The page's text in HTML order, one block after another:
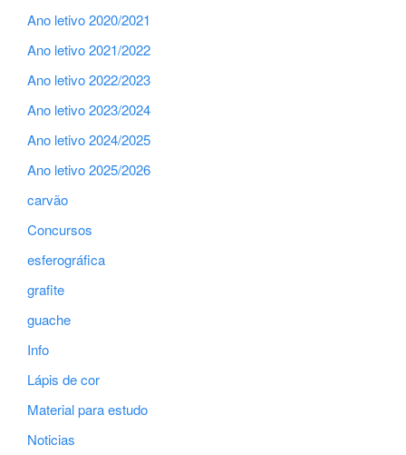
Ano letivo 2020/2021
Ano letivo 2021/2022
Ano letivo 2022/2023
Ano letivo 2023/2024
Ano letivo 2024/2025
Ano letivo 2025/2026
carvão
Concursos
esferográfica
grafite
guache
Info
Lápis de cor
Material para estudo
Noticias